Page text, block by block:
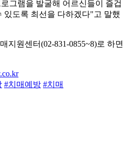
그램을 발굴해 어르신들이 즐겁
있도록 최선을 다하겠다"고 말했
지원센터(02-831-0855~8)로 하면
#치매예방 #치매